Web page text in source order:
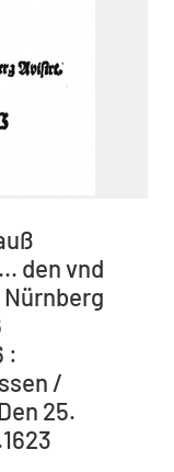
den vnd
:
/
25.